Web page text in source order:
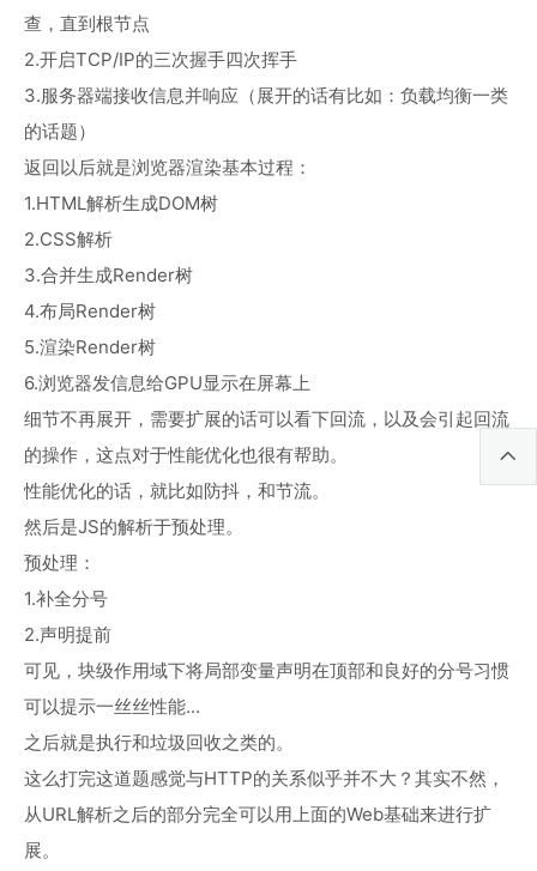
查，直到根节点
2.开启TCP/IP的三次握手四次挥手
3.服务器端接收信息并响应（展开的话有比如：负载均衡一类
的话题）
返回以后就是浏览器渲染基本过程：
1.HTML解析生成DOM树
2.CSS解析
3.合并生成Render树
4.布局Render树
5.渲染Render树
6.浏览器发信息给GPU显示在屏幕上
细节不再展开，需要扩展的话可以看下回流，以及会引起回流
的操作，这点对于性能优化也很有帮助。
性能优化的话，就比如防抖，和节流。
然后是JS的解析于预处理。
预处理：
1.补全分号
2.声明提前
可见，块级作用域下将局部变量声明在顶部和良好的分号习惯
可以提示一丝丝性能...
之后就是执行和垃圾回收之类的。
这么打完这道题感觉与HTTP的关系似乎并不大？其实不然，
从URL解析之后的部分完全可以用上面的Web基础来进行扩
展。